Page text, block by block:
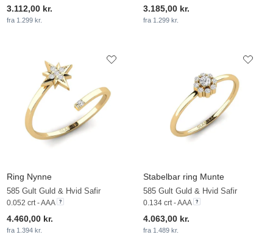
3.112,00 kr.
fra 1.299 kr.
3.185,00 kr.
fra 1.299 kr.
Ring Nynne
585 Gult Guld & Hvid Safir
0.052 crt - AAA
4.460,00 kr.
fra 1.394 kr.
Stabelbar ring Munte
585 Gult Guld & Hvid Safir
0.134 crt - AAA
4.063,00 kr.
fra 1.489 kr.